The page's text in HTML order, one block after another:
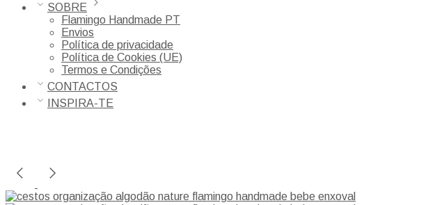
SOBRE
Flamingo Handmade PT
Envios
Política de privacidade
Política de Cookies (UE)
Termos e Condições
CONTACTOS
INSPIRA-TE